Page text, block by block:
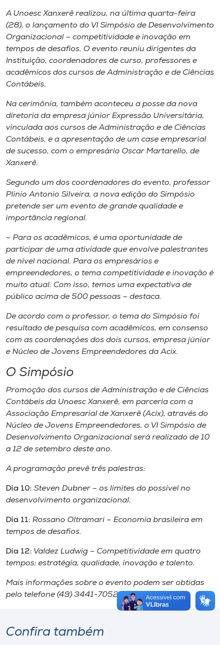
Unoesc
Store
o idioma
A+
A-
A Unoesc Xanxerê realizou, na última quarta-feira
(28), o lançamento do VI Simpósio de Desenvolvimento
Organizacional – competitividade e inovação em
tempos de desafios. O evento reuniu dirigentes da
Instituição, coordenadores de curso, professores e
acadêmicos dos cursos de Administração e de Ciências
Contábeis.
Na cerimônia, também aconteceu a posse da nova
diretoria da empresa júnior Expressão Universitária,
vinculada aos cursos de Administração e de Ciências
Contábeis, e a apresentação de um case empresarial
de sucesso, com o empresário Oscar Martarello, de
Xanxerê.
Segundo um dos coordenadores do evento, professor
Plinio Antonio Silveira, a nova edição do Simpósio
pretende ser um evento de grande qualidade e
importância regional.
– Para os acadêmicos, é uma oportunidade de
participar de uma atividade que envolve palestrantes
de nível nacional. Para os empresários e
empreendedores, o tema competitividade e inovação é
muito atual. Com isso, temos uma expectativa de
público acima de 500 pessoas – destaca.
De acordo com o professor, o tema do Simpósio foi
resultado de pesquisa com acadêmicos, em consenso
com as coordenações dos dois cursos, empresa júnior
e Núcleo de Jovens Empreendedores da Acix.
O Simpósio
Promoção dos cursos de Administração e de Ciências
Contábeis da Unoesc Xanxerê, em parceria com a
Associação Empresarial de Xanxerê (Acix), através do
Núcleo de Jovens Empreendedores, o VI Simpósio de
Desenvolvimento Organizacional será realizado de 10
a 12 de setembro deste ano.
A programação prevê três palestras:
Dia 10: Steven Dubner – os limites do possível no
desenvolvimento organizacional.
Dia 11: Rossano Oltramari – Economia brasileira em
tempos de desafios.
Dia 12: Valdez Ludwig – Competitividade em quatro
tempos: estratégia, qualidade, inovação e talento.
Mais informações sobre o evento podem ser obtidas
pelo telefone (49) 3441-7052.
Confira também